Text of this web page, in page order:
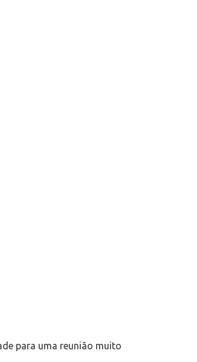
para uma reunião muito